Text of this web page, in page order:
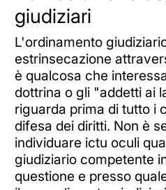
giudiziari
L'ordinamento
estrinsecazione
è qualcosa che
dottrina o gli "addetti ai
riguarda prima di tutto i
difesa dei diritti. Non è
individuare ictu oculi
giudiziario competente
questione e presso